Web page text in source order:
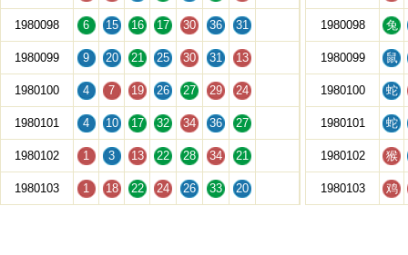
1980098 6 15 16 17 30 36 31
1980099 9 20 21 25 30 31 13
1980100 4 7 19 26 27 29 24
1980101 4 10 17 32 34 36 27
1980102 1 3 13 22 28 34 21
1980103 1 18 22 24 26 33 20
1980098 兔
1980099 鼠
1980100 蛇
1980101 蛇
1980102 猴
1980103 鸡